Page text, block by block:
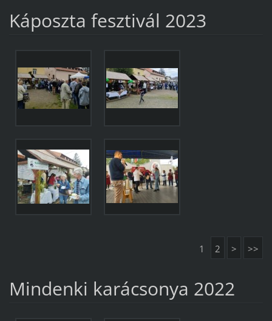
Káposzta fesztivál 2023
1 2 > >>
Mindenki karácsonya 2022